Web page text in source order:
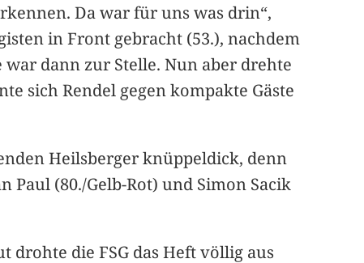
Da war für uns was drin“,
in Front gebracht (53.), nachdem
dann zur Stelle. Nun aber drehte
sich Rendel gegen kompakte Gäste
Heilsberger knüppeldick, denn
Paul (80./Gelb-Rot) und Simon Sacik
die FSG das Heft völlig aus